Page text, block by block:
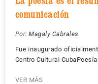
comunicación
Por: Magaly Cabrales
Fue inaugurado
Centro Cultural
VER MÁS